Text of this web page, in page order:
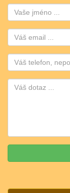
Jméno:
Email:
Telefon: